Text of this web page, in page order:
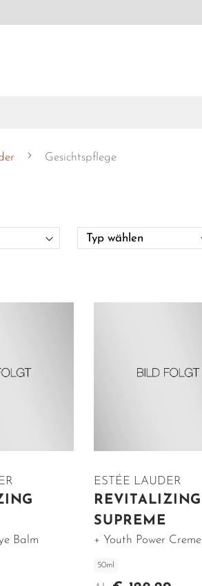
Gesichtspflege
Balm
ESTÉE LAUDER
REVITALIZING
SUPREME
+ Youth Power Creme
50ml